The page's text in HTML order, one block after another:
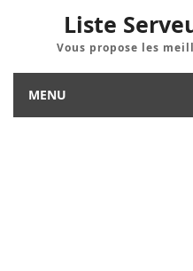
Liste
Vous propose les
MENU